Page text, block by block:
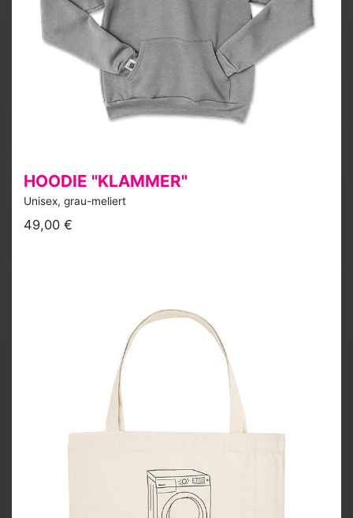
HOODIE "KLAMMER"
Unisex, grau-meliert
49,00 €